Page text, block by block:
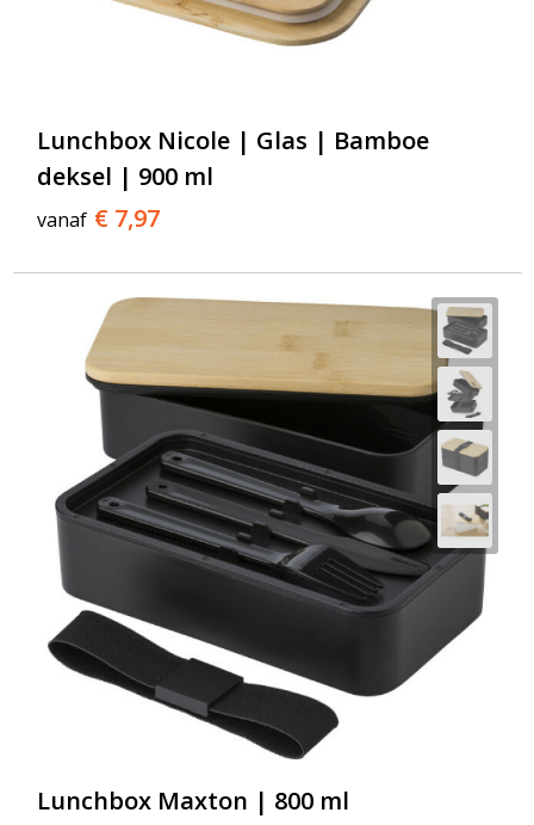
Lunchbox Nicole | Glas | Bamboe
deksel | 900 ml
vanaf € 7,97
Lunchbox Maxton | 800 ml